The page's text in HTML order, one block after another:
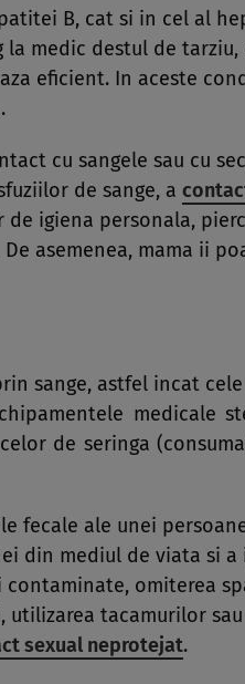
B, cat si in cel al
medic destul de
eficient. In aceste
cu sangele sau cu
de sange, a
igiena personala,
asemenea, mama ii
sange, astfel incat
medicale
de seringa
fecale ale unei
din mediul de viata si a
omiterea
tacamurilor
sexual neprotejat.